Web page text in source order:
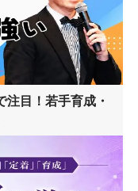
目！若手育成・